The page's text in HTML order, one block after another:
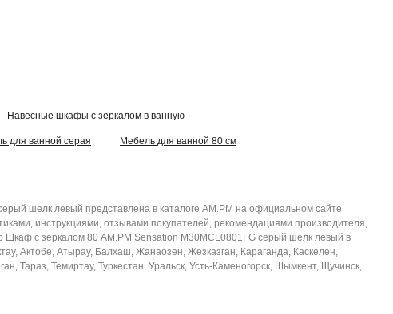
Навесные шкафы с зеркалом в ванную
для ванной серая Мебель для ванной 80 см
шелк левый представлена в каталоге AM.PM на официальном сайте
инструкциями, отзывами покупателей, рекомендациями производителя,
Шкаф с зеркалом 80 AM.PM Sensation M30MCL0801FG серый шелк левый в
Актобе, Атырау, Балхаш, Жанаозен, Жезказган, Караганда, Каскелен,
Тараз, Темиртау, Туркестан, Уральск, Усть-Каменогорск, Шымкент, Щучинск,